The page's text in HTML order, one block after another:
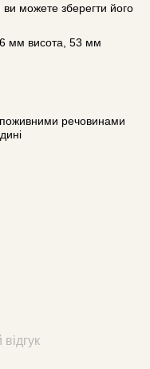
ви можете зберегти його
мм висота, 53 мм
поживними речовинами